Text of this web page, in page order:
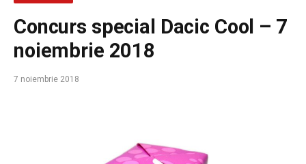
Concurs special Dacic Cool – 7
noiembrie 2018
7 noiembrie 2018